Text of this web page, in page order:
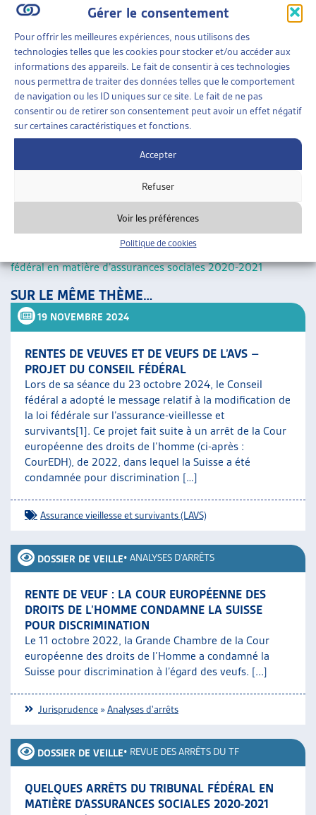
Gérer le consentement
Pour offrir les meilleures expériences, nous utilisons des
technologies telles que les cookies pour stocker et/ou accéder aux
informations des appareils. Le fait de consentir à ces technologies
nous permettra de traiter des données telles que le comportement
de navigation ou les ID uniques sur ce site. Le fait de ne pas
consentir ou de retirer son consentement peut avoir un effet négatif
sur certaines caractéristiques et fonctions.
Accepter
Refuser
Voir les préférences
Politique de cookies
l’Homme a estimé, dans une décision qui n’a pas encore
la rente des veufs et des veuves sont contraires à la
Convention européenne des droits de l’Homme. Différents
objets parlementaires ont été déposés suite à cette
décision[1].
Lien vers l’article de la revue sécurité sociale CHSS:cliquez
Un résumé de l’arrêt et des développements politiques se
trouve dans la veille jurisprudentielle de l’Artias en matière
d’assurances sociales intitulée :Quelques arrêts du Tribunal
fédéral en matière d’assurances sociales 2020-2021
SUR LE MÊME THÈME…
19 NOVEMBRE 2024
RENTES DE VEUVES ET DE VEUFS DE L’AVS –
PROJET DU CONSEIL FÉDÉRAL
Lors de sa séance du 23 octobre 2024, le Conseil
fédéral a adopté le message relatif à la modification de
la loi fédérale sur l’assurance-vieillesse et
survivants[1]. Ce projet fait suite à un arrêt de la Cour
européenne des droits de l’homme (ci-après :
CourEDH), de 2022, dans lequel la Suisse a été
condamnée pour discrimination […]
Assurance vieillesse et survivants (LAVS)
DOSSIER DE VEILLE• ANALYSES D'ARRÊTS
RENTE DE VEUF : LA COUR EUROPÉENNE DES
DROITS DE L’HOMME CONDAMNE LA SUISSE
POUR DISCRIMINATION
Le 11 octobre 2022, la Grande Chambre de la Cour
européenne des droits de l’Homme a condamné la
Suisse pour discrimination à l’égard des veufs. [...]
Jurisprudence »Analyses d'arrêts
DOSSIER DE VEILLE• REVUE DES ARRÊTS DU TF
QUELQUES ARRÊTS DU TRIBUNAL FÉDÉRAL EN
MATIÈRE D’ASSURANCES SOCIALES 2020-2021